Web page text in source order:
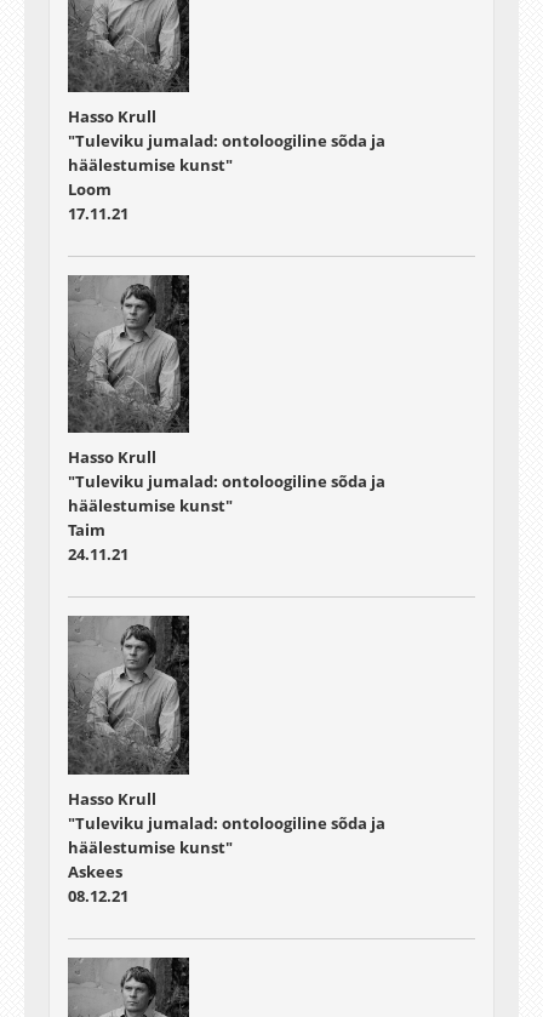
Hasso Krull
"Tuleviku jumalad: ontoloogiline sõda ja
häälestumise kunst"
Loom
17.11.21
Hasso Krull
"Tuleviku jumalad: ontoloogiline sõda ja
häälestumise kunst"
Taim
24.11.21
Hasso Krull
"Tuleviku jumalad: ontoloogiline sõda ja
häälestumise kunst"
Askees
08.12.21